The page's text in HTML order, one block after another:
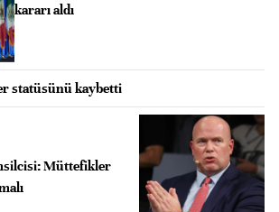
kararı aldı
statüsünü kaybetti
Müttefikler